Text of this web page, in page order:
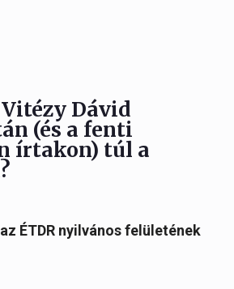
Dávid
(és a fenti
írtakon) túl a
ÉTDR nyilvános felületének